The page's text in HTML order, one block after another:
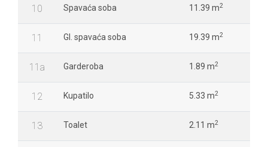
10 Spavaća soba 11.39 m2
11 Gl. spavaća soba 19.39 m2
11a Garderoba 1.89 m2
12 Kupatilo 5.33 m2
13 Toalet 2.11 m2